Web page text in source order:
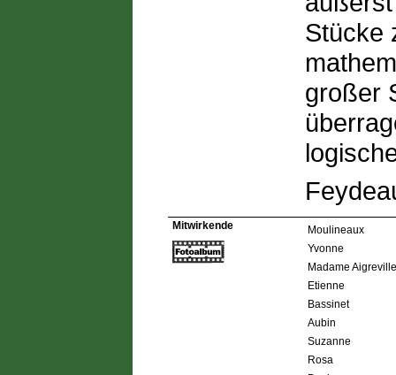
Stücke
großer
Mitwirkende
Moulineaux
Yvonne
Madame Aigreville
Etienne
Bassinet
Aubin
Suzanne
Rosa